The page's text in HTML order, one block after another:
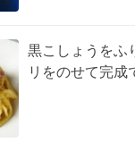
黒こしょうをふ
リをのせて完成